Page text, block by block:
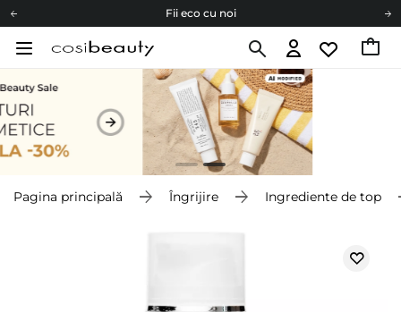
Fii eco cu noi
Fii eco cu noi
Pagina principală Îngrijire Ingrediente de top